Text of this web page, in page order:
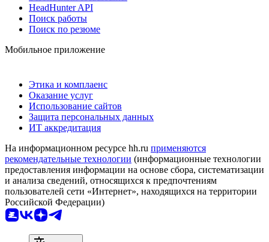
HeadHunter API
Поиск работы
Поиск по резюме
Мобильное приложение
Этика и комплаенс
Оказание услуг
Использование сайтов
Защита персональных данных
ИТ аккредитация
На информационном ресурсе hh.ru применяются
рекомендательные технологии (информационные технологии
предоставления информации на основе сбора, систематизации
и анализа сведений, относящихся к предпочтениям
пользователей сети «Интернет», находящихся на территории
Российской Федерации)